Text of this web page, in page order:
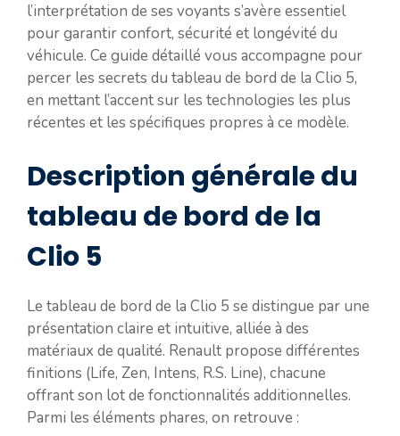
l’interprétation de ses voyants s’avère essentiel
pour garantir confort, sécurité et longévité du
véhicule. Ce guide détaillé vous accompagne pour
percer les secrets du tableau de bord de la Clio 5,
en mettant l’accent sur les technologies les plus
récentes et les spécifiques propres à ce modèle.
Description générale du
tableau de bord de la
Clio 5
Le tableau de bord de la Clio 5 se distingue par une
présentation claire et intuitive, alliée à des
matériaux de qualité. Renault propose différentes
finitions (Life, Zen, Intens, R.S. Line), chacune
offrant son lot de fonctionnalités additionnelles.
Parmi les éléments phares, on retrouve :